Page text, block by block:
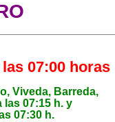
07:00 horas
Viveda, Barreda,
las 07:15 h. y
07:30 h.